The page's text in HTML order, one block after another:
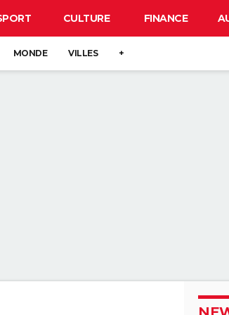
CULTURE FINANCE
MONDE VILLES +